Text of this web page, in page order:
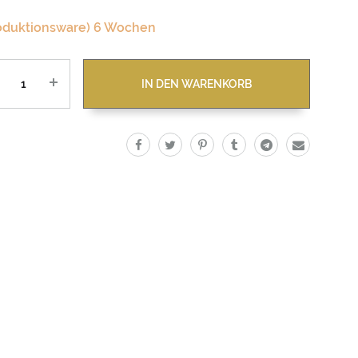
6 Wochen
IN DEN WARENKORB